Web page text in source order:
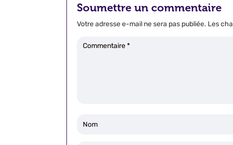
Soumettre un commentaire
Votre adresse e-mail ne sera pas publiée. Les